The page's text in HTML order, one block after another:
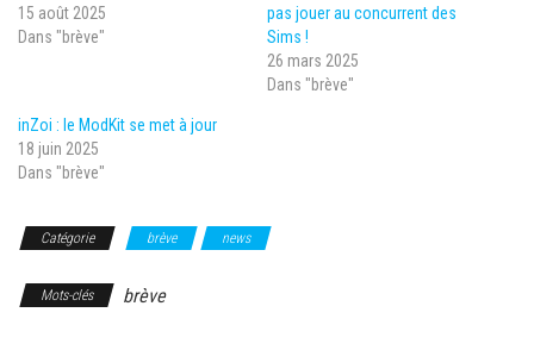
15 août 2025
Dans "brève"
pas jouer au concurrent des
Sims !
26 mars 2025
Dans "brève"
inZoi : le ModKit se met à jour
18 juin 2025
Dans "brève"
Catégorie brève news
Mots-clés brève